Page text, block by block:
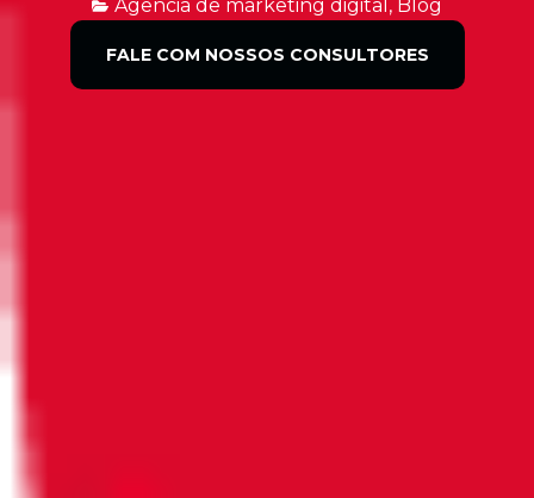
Agência de marketing digital , Blog
FALE COM NOSSOS CONSULTORES